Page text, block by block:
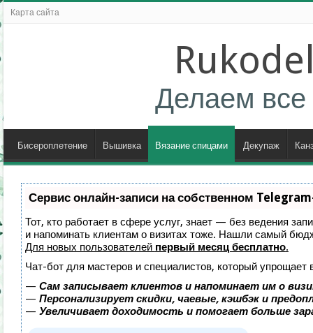
Карта сайта
Делаем
Бисероплетение Вышивка Вязание спицами Декупаж
Сервис онлайн-записи на собственном
Тот, кто работает в сфере услуг, знает — без ведения
и напоминать клиентам о визитах тоже. Нашли самый
Для новых пользователей первый месяц бесплатно.
Чат-бот для мастеров и специалистов, который упрощает
— Сам записывает клиентов и напоминает им о
— Персонализирует скидки, чаевые, кэшбэк и
— Увеличивает доходимость и помогает больше